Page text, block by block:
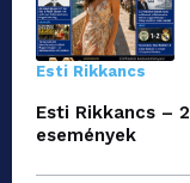
Esti Rikkancs
Esti Rikkancs –
események